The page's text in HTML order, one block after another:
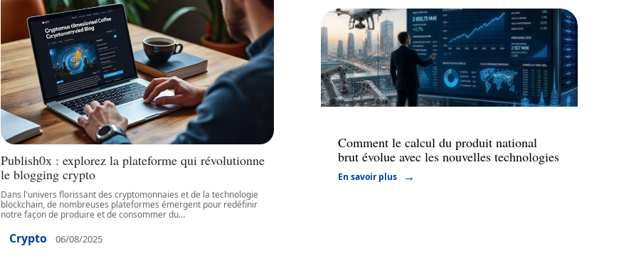
Publish0x : explorez la plateforme qui révolutionne
le blogging crypto
Dans l'univers florissant des cryptomonnaies et de la technologie
blockchain, de nombreuses plateformes émergent pour redéfinir
notre façon de produire et de consommer du…
Crypto 06/08/2025
Actu
Comment le calcul du produit national
brut évolue avec les nouvelles technologies
En savoir plus